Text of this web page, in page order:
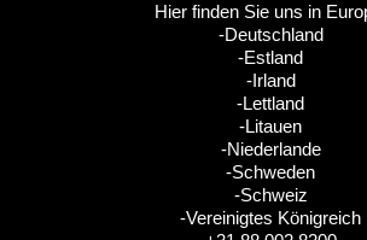
Hier finden Sie uns in
-Deutschland
-Estland
-Irland
-Lettland
-Litauen
-Niederlande
-Schweden
-Schweiz
-Vereinigtes Königreich